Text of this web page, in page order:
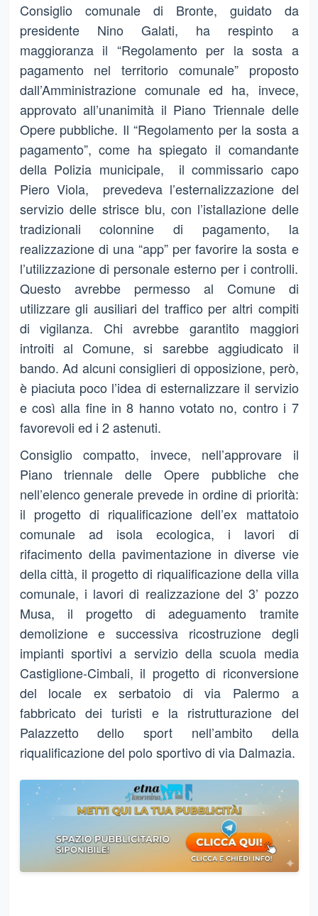
Consiglio comunale di Bronte, guidato da
presidente Nino Galati, ha respinto a
maggioranza il “Regolamento per la sosta a
pagamento nel territorio comunale” proposto
dall’Amministrazione comunale ed ha, invece,
approvato all’unanimità il Piano Triennale delle
Opere pubbliche. Il “Regolamento per la sosta a
pagamento”, come ha spiegato il comandante
della Polizia municipale, il commissario capo
Piero Viola, prevedeva l’esternalizzazione del
servizio delle strisce blu, con l’istallazione delle
tradizionali colonnine di pagamento, la
realizzazione di una “app” per favorire la sosta e
l’utilizzazione di personale esterno per i controlli.
Questo avrebbe permesso al Comune di
utilizzare gli ausiliari del traffico per altri compiti
di vigilanza. Chi avrebbe garantito maggiori
introiti al Comune, si sarebbe aggiudicato il
bando. Ad alcuni consiglieri di opposizione, però,
è piaciuta poco l’idea di esternalizzare il servizio
e così alla fine in 8 hanno votato no, contro i 7
favorevoli ed i 2 astenuti.
Consiglio compatto, invece, nell’approvare il
Piano triennale delle Opere pubbliche che
nell’elenco generale prevede in ordine di priorità:
il progetto di riqualificazione dell’ex mattatoio
comunale ad isola ecologica, i lavori di
rifacimento della pavimentazione in diverse vie
della città, il progetto di riqualificazione della villa
comunale, i lavori di realizzazione del 3’ pozzo
Musa, il progetto di adeguamento tramite
demolizione e successiva ricostruzione degli
impianti sportivi a servizio della scuola media
Castiglione-Cimbali, il progetto di riconversione
del locale ex serbatoio di via Palermo a
fabbricato dei turisti e la ristrutturazione del
Palazzetto dello sport nell’ambito della
riqualificazione del polo sportivo di via Dalmazia.